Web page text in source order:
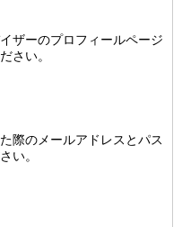
ザーのプロフィールページ
さい。
際のメールアドレスとパス
い。